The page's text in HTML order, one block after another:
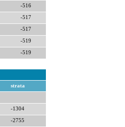
-516
-517
-517
-519
-519
strata
-1304
-2755